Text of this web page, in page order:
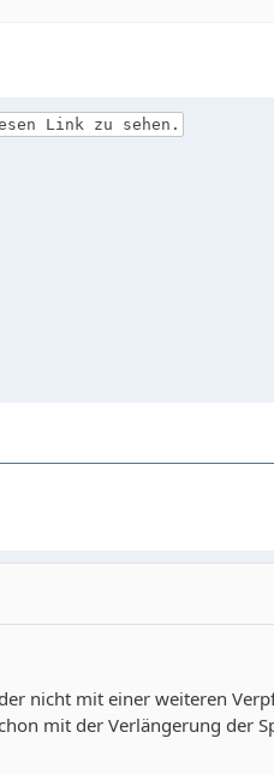
Link zu sehen.
nicht mit einer weiteren
mit der Verlängerung der